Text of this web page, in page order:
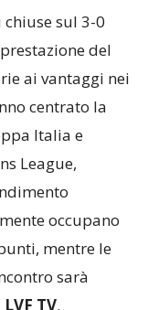
chiuse sul 3-0
del
ai vantaggi nei
centrato la
Italia e
League,
occupano
mentre le